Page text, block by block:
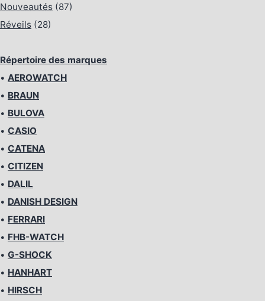
Nouveautés (87)
Réveils (28)
Répertoire des marques
• AEROWATCH
• BRAUN
• BULOVA
• CASIO
• CATENA
• CITIZEN
• DALIL
• DANISH DESIGN
• FERRARI
• FHB-WATCH
• G-SHOCK
• HANHART
• HIRSCH